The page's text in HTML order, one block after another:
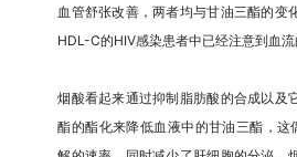
血管舒张改善，两者均与甘油三酯的变
HDL-C的HIV感染患者中已经注意到血流
烟酸看起来通过抑制脂肪酸的合成以及
酯的酯化来降低血液中的甘油三酯，这